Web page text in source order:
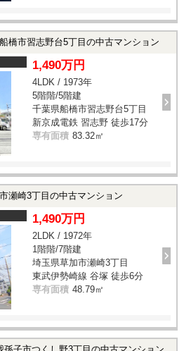
橋市習志野台5丁目の中古マンション
1,490万円
4LDK / 1973年
5階階/5階建
千葉県船橋市習志野台5丁目
新京成電鉄 習志野 徒歩17分
専有面積 83.32㎡
瀬崎3丁目の中古マンション
1,490万円
2LDK / 1972年
1階階/7階建
埼玉県草加市瀬崎3丁目
東武伊勢崎線 谷塚 徒歩6分
専有面積 48.79㎡